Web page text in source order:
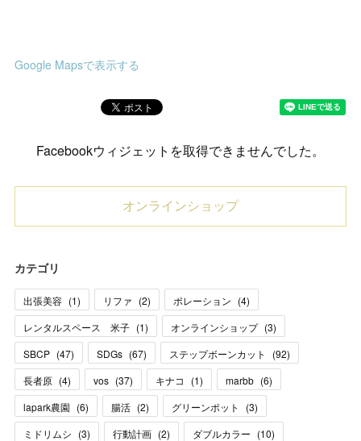
Google Mapsで表示する
Facebookウィジェットを取得できませんでした。
オンラインショップ
カテゴリ
出張美容 (1) リファ (2) ポレーション (4)
レンタルスペース 米子 (1) オンラインショップ (3)
SBCP (47) SDGs (67) ステップボーンカット (92)
長者原 (4) vos (37) キナコ (1) marbb (6)
lapark農園 (6) 腸活 (2) グリーンポット (3)
ミドリムシ (3) 行動計画 (2) ダブルカラー (10)